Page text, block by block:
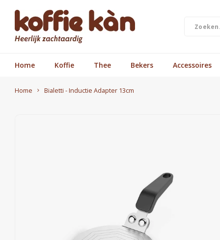
Home Koffie Thee Bekers Accessoires
Home Bialetti - Inductie Adapter 13cm